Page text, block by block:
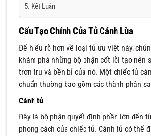
Kết Luận
Cấu Tạo Chính Của Tủ Cánh Lùa
Để hiểu rõ hơn về loại tủ ưu việt này,
khám phá những bộ phận cốt lõi tạo nên
trơn tru và bền bỉ của nó. Một chiếc tủ
chuẩn thường bao gồm các thành phần
Cánh tủ
Đây là bộ phận quyết định phần lớn đến
phong cách của chiếc tủ. Cánh tủ có thể